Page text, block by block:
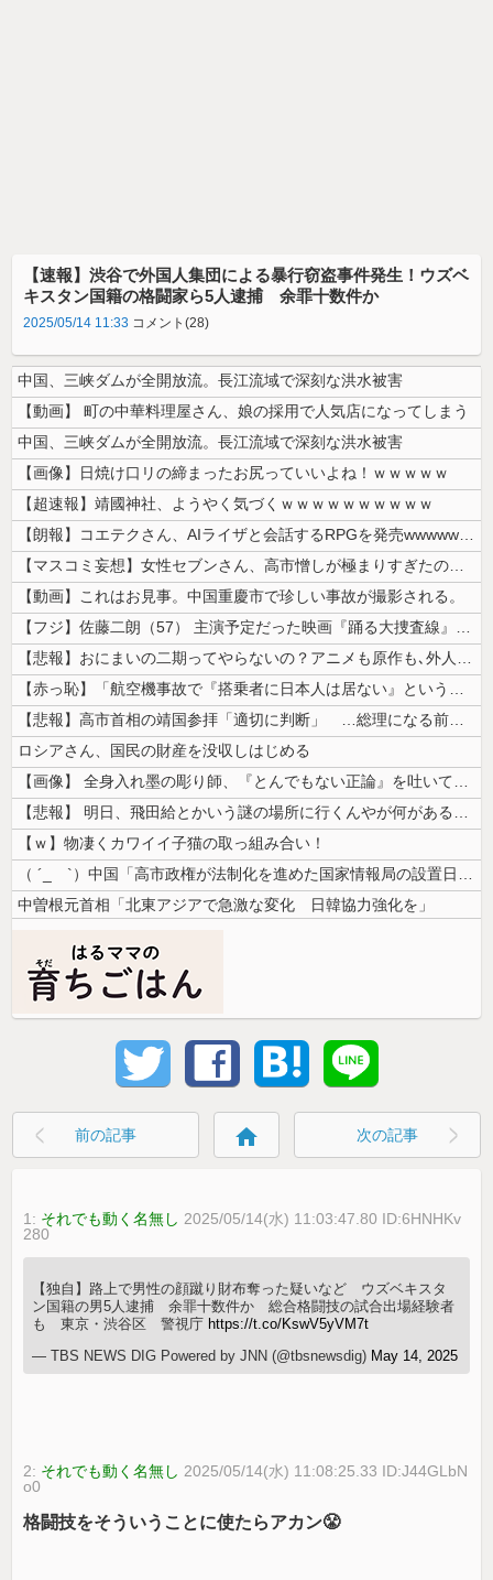
【速報】渋谷で外国人集団による暴行窃盗事件発生！ウズベ
キスタン国籍の格闘家ら5人逮捕 余罪十数件か
2025/05/14 11:33 コメント(28)
中国、三峡ダムが全開放流。長江流域で深刻な洪水被害
【動画】 町の中華料理屋さん、娘の採用で人気店になってしまう
中国、三峡ダムが全開放流。長江流域で深刻な洪水被害
【画像】日焼け口リの締まったお尻っていいよね！ｗｗｗｗｗ
【超速報】靖國神社、ようやく気づくｗｗｗｗｗｗｗｗｗｗ
【朗報】コエテクさん、AIライザと会話するRPGを発売wwwwwwww...
【マスコミ妄想】女性セブンさん、高市憎しが極まりすぎたのか、過去一級の...
【動画】これはお見事。中国重慶市で珍しい事故が撮影される。
【フジ】佐藤二朗（57） 主演予定だった映画『踊る大捜査線』スピンオフ...
【悲報】おにまいの二期ってやらないの？アニメも原作も､外人からも人気あ...
【赤っ恥】「航空機事故で『搭乗者に日本人は居ない』という発表は嫌い。人...
【悲報】高市首相の靖国参拝「適切に判断」 …総理になる前の昨年は参拝
ロシアさん、国民の財産を没収しはじめる
【画像】 全身入れ墨の彫り師、『とんでもない正論』を吐いて30万再生さ...
【悲報】 明日、飛田給とかいう謎の場所に行くんやが何があるんや????...
【ｗ】物凄くカワイイ子猫の取っ組み合い！
（ ´_ゝ`）中国「高市政権が法制化を進めた国家情報局の設置日が7月3...
中曽根元首相「北東アジアで急激な変化 日韓協力強化を」
前の記事 home 次の記事
1: それでも動く名無し 2025/05/14(水) 11:03:47.80 ID:6HNHKv
280
【独自】路上で男性の顔蹴り財布奪った疑いなど ウズベキスタ
ン国籍の男5人逮捕 余罪十数件か 総合格闘技の試合出場経験者
も 東京・渋谷区 警視庁 https://t.co/KswV5yVM7t
— TBS NEWS DIG Powered by JNN (@tbsnewsdig) May 14, 2025
2: それでも動く名無し 2025/05/14(水) 11:08:25.33 ID:J44GLbN
o0
格闘技をそういうことに使たらアカン😤